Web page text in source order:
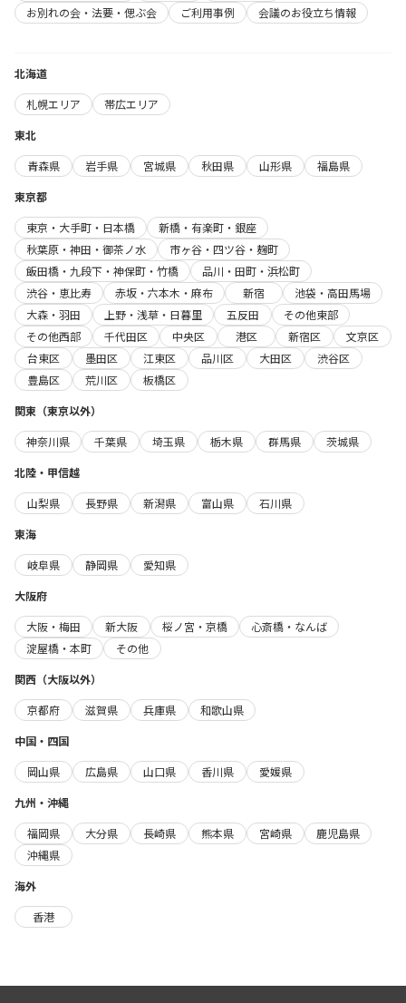
お別れの会・法要・偲ぶ会
ご利用事例 会議のお役立ち情報
北海道
札幌エリア
帯広エリア
東北
青森県
岩手県 宮城県 秋田県 山形県
福島県
東京都
東京・大手町・日本橋
新橋・有楽町・銀座
秋葉原・神田・御茶ノ水
市ヶ谷・四ツ谷・麹町
飯田橋・九段下・神保町・竹橋
品川・田町・浜松町
渋谷・恵比寿
赤坂・六本木・麻布 新宿
池袋・高田馬場
大森・羽田
上野・浅草・日暮里 五反田
その他東部
その他西部
千代田区 中央区 港区 新宿区
文京区
台東区
墨田区 江東区 品川区 大田区
渋谷区
豊島区
荒川区
板橋区
関東（東京以外）
神奈川県
千葉県 埼玉県 栃木県 群馬県
茨城県
北陸・甲信越
山梨県
長野県 新潟県 富山県
石川県
東海
岐阜県
静岡県
愛知県
大阪府
大阪・梅田
新大阪 桜ノ宮・京橋
心斎橋・なんば
淀屋橋・本町
その他
関西（大阪以外）
京都府
滋賀県 兵庫県
和歌山県
中国・四国
岡山県
広島県 山口県 香川県
愛媛県
九州・沖縄
福岡県
大分県 長崎県 熊本県 宮崎県
鹿児島県
沖縄県
海外
香港